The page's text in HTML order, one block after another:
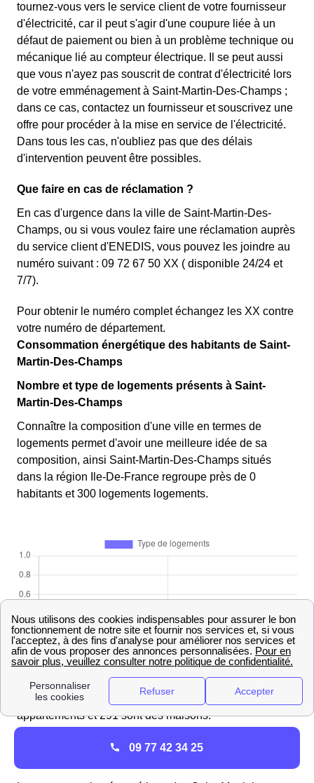
tournez-vous vers le service client de votre fournisseur
d'électricité, car il peut s'agir d'une coupure liée à un
défaut de paiement ou bien à un problème technique ou
mécanique lié au compteur électrique. Il se peut aussi
que vous n'ayez pas souscrit de contrat d'électricité lors
de votre emménagement à Saint-Martin-Des-Champs ;
dans ce cas, contactez un fournisseur et souscrivez une
offre pour procéder à la mise en service de l'électricité.
Dans tous les cas, n'oubliez pas que des délais
d'intervention peuvent être possibles.
Que faire en cas de réclamation ?
En cas d'urgence dans la ville de Saint-Martin-Des-
Champs, ou si vous voulez faire une réclamation auprès
du service client d'ENEDIS, vous pouvez les joindre au
numéro suivant : 09 72 67 50 XX ( disponible 24/24 et
7/7).
Pour obtenir le numéro complet échangez les XX contre
votre numéro de département.
Consommation énergétique des habitants de Saint-
Martin-Des-Champs
Nombre et type de logements présents à Saint-
Martin-Des-Champs
Connaître la composition d'une ville en termes de
logements permet d'avoir une meilleure idée de sa
composition, ainsi Saint-Martin-Des-Champs situés
dans la région Ile-De-France regroupe près de 0
habitants et 300 logements logements.
Sur les 300 logements logements existants à Saint-
Martin-Des-Champs, 9 appartements sont des
appartements et 291 sont des maisons.
Qu'est ce qui explique la facture énergétique des
09 77 42 34 25